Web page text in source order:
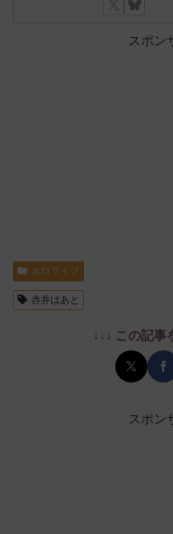
スポン
ホロライブ
赤井はあと
↓↓↓ この記事
スポン